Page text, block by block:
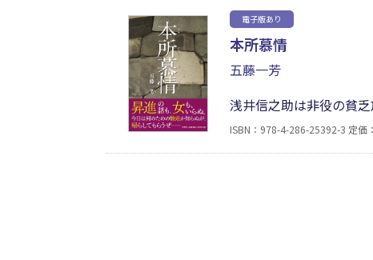
たりの運命を変える──。
電子版あり
本所慕情
五藤一芳
浅井信之助は非役の貧
いを断ち切れぬまま、
それは、信之助を利用
ISBN：978-4-286-25392-3 定価